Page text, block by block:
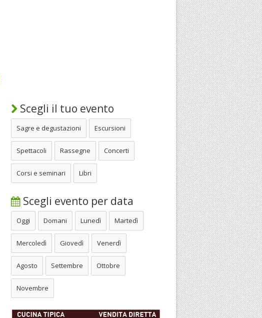
Scegli il tuo evento
Sagre e degustazioni Escursioni
Spettacoli Rassegne Concerti
Corsi e seminari Libri
Scegli evento per data
Oggi Domani Lunedì Martedì
Mercoledì Giovedì Venerdì
Agosto Settembre Ottobre
Novembre